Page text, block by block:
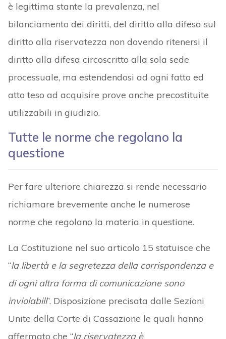
è legittima stante la prevalenza, nel
bilanciamento dei diritti, del diritto alla difesa sul
diritto alla riservatezza non dovendo ritenersi il
diritto alla difesa circoscritto alla sola sede
processuale, ma estendendosi ad ogni fatto ed
atto teso ad acquisire prove anche precostituite
utilizzabili in giudizio.
Tutte le norme che regolano la
questione
Per fare ulteriore chiarezza si rende necessario
richiamare brevemente anche le numerose
norme che regolano la materia in questione.
La Costituzione nel suo articolo 15 statuisce che
“la libertà e la segretezza della corrispondenza e
di ogni altra forma di comunicazione sono
inviolabili”. Disposizione precisata dalle Sezioni
Unite della Corte di Cassazione le quali hanno
affermato che “la riservatezza è